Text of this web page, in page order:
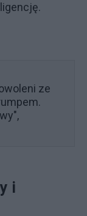
ze
i